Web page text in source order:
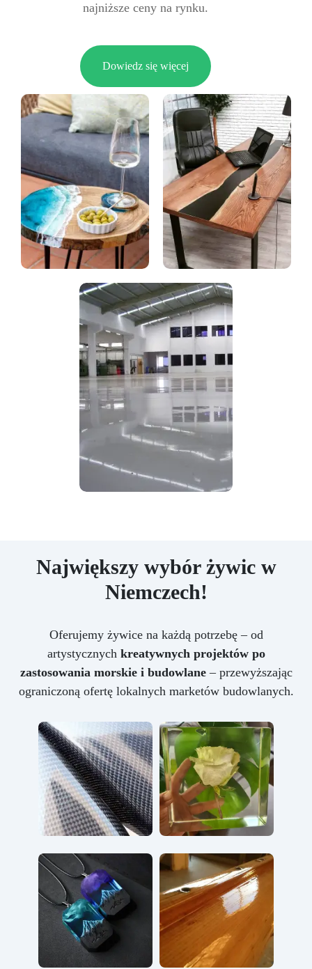
najniższe ceny na rynku.
Dowiedz się więcej
Największy wybór żywic w
Niemczech!
Oferujemy żywice na każdą potrzebę – od
artystycznych kreatywnych projektów po
zastosowania morskie i budowlane– przewyższając
ograniczoną ofertę lokalnych marketów budowlanych.